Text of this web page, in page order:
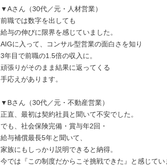
▼Aさん（30代／元・人材営業）
前職では数字を出しても
給与の伸びに限界を感じていました。
AIGに入って、コンサル型営業の面白さを知り
3年目で前職の1.5倍の収入に。
頑張りがそのまま結果に返ってくる
手応えがあります。
▼Bさん（30代／元・不動産営業）
正直、最初は契約社員と聞いて不安でした。
でも、社会保険完備・賞与年2回・
給与補償最長5年と聞いて、
家族にもしっかり説明できると納得。
今では『この制度だからこそ挑戦できた』と感じてい